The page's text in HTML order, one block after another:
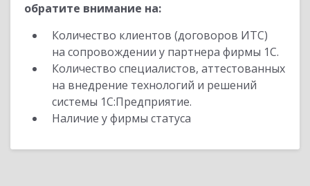
обратите внимание на:
Количество клиентов (договоров ИТС)
на сопровождении у партнера фирмы 1С.
Количество специалистов, аттестованных
на внедрение технологий и решений
системы 1С:Предприятие.
Наличие у фирмы статуса